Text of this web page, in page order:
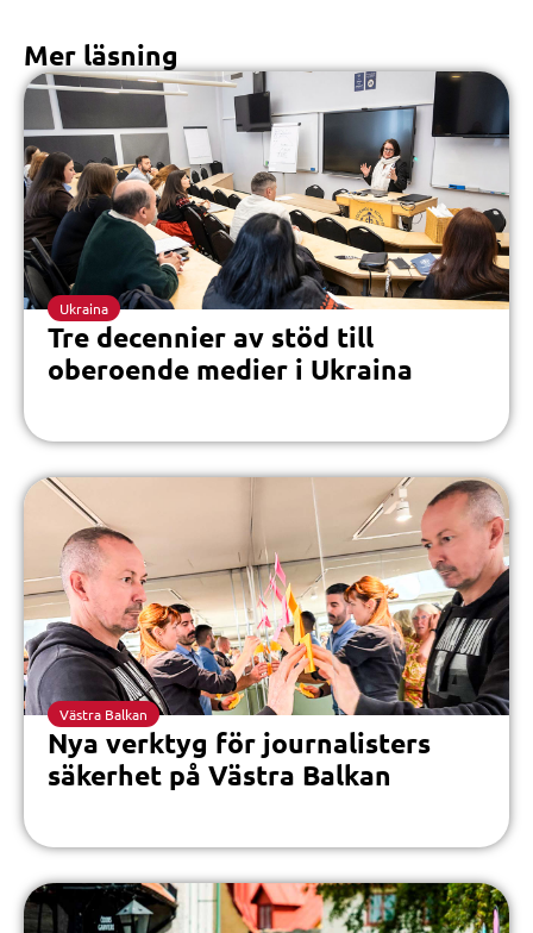
Mer läsning
Ukraina
Tre decennier av stöd till
oberoende medier i Ukraina
Västra Balkan
Nya verktyg för journalisters
säkerhet på Västra Balkan